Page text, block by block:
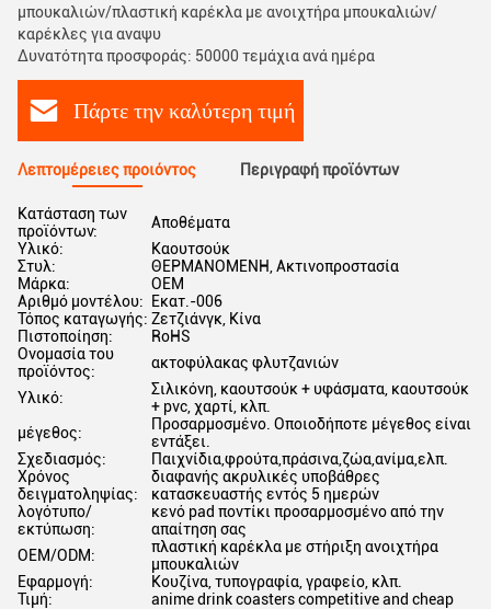
μπουκαλιών/πλαστική καρέκλα με ανοιχτήρα μπουκαλιών/
καρέκλες για αναψυ
Δυνατότητα προσφοράς: 50000 τεμάχια ανά ημέρα
Πάρτε την καλύτερη τιμή
Λεπτομέρειες προιόντος Περιγραφή προϊόντων
Κατάσταση των
προϊόντων:
Αποθέματα
Υλικό:
Καουτσούκ
Στυλ:
ΘΕΡΜΑΝΟΜΕΝΗ, Ακτινοπροστασία
Μάρκα:
OEM
Αριθμό μοντέλου:
Εκατ.-006
Τόπος καταγωγής: Ζετζιάνγκ, Κίνα
Πιστοποίηση:
RoHS
Ονομασία του
προϊόντος:
ακτοφύλακας φλυτζανιών
Υλικό:
Σιλικόνη, καουτσούκ + υφάσματα, καουτσούκ
+ pvc, χαρτί, κλπ.
μέγεθος:
Προσαρμοσμένο. Οποιοδήποτε μέγεθος είναι
εντάξει.
Σχεδιασμός:
Παιχνίδια,φρούτα,πράσινα,ζώα,ανίμα,ελπ.
Χρόνος
δειγματοληψίας:
διαφανής ακρυλικές υποβάθρες
κατασκευαστής εντός 5 ημερών
λογότυπο/
εκτύπωση:
κενό pad ποντίκι προσαρμοσμένο από την
απαίτηση σας
OEM/ODM:
πλαστική καρέκλα με στήριξη ανοιχτήρα
μπουκαλιών
Εφαρμογή:
Κουζίνα, τυπογραφία, γραφείο, κλπ.
Τιμή:
anime drink coasters competitive and cheap